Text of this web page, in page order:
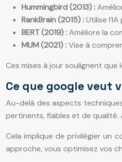
Hummingbird (2013) :
RankBrain (2015) :Utilise
BERT (2019) :Améliore la
MUM (2021) :Vise à
Ces mises à jour soulignent
Ce que google veut
Au-delà des aspects
pertinents, fiables et de qualité.
Cela implique de privilégier un
approche, vous optimisez vos